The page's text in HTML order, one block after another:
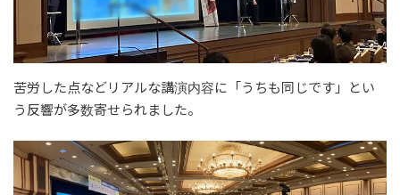
苦労した点などリアルな講演内容に「うちも同じです」とい
う反響が多数寄せられました。